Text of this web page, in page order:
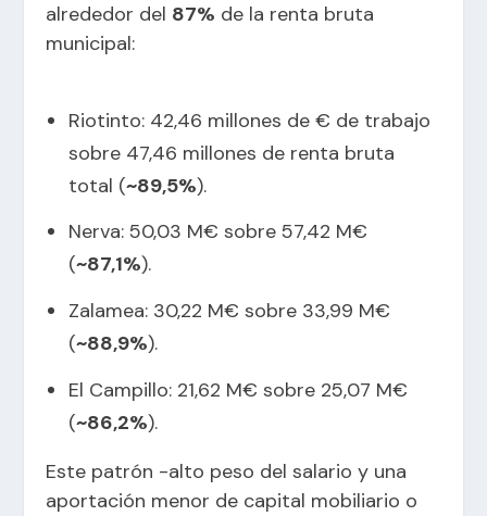
alrededor del 87% de la renta bruta
municipal:
Riotinto: 42,46 millones de € de trabajo
sobre 47,46 millones de renta bruta
total (~89,5%).
Nerva: 50,03 M€ sobre 57,42 M€
(~87,1%).
Zalamea: 30,22 M€ sobre 33,99 M€
(~88,9%).
El Campillo: 21,62 M€ sobre 25,07 M€
(~86,2%).
Este patrón -alto peso del salario y una
aportación menor de capital mobiliario o